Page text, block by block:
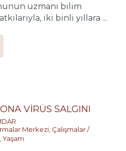
uzmanı bilim
iki binli yıllara ...
VİRÜS SALGINI
Merkezi, Çalışmalar /
,Yaşam